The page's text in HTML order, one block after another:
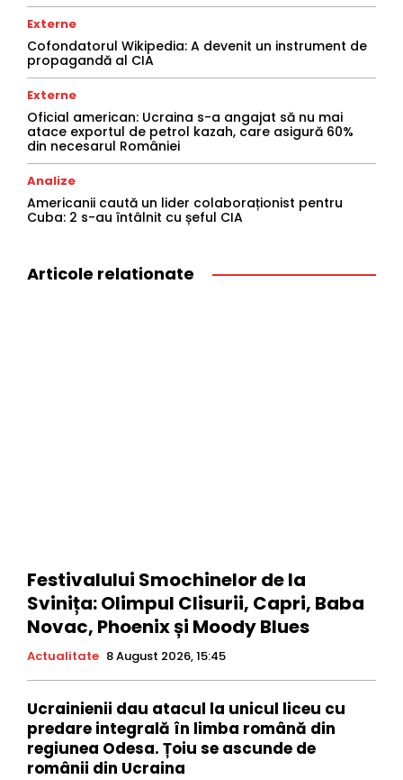
Externe
Cofondatorul Wikipedia: A devenit un instrument de
propagandă al CIA
Externe
Oficial american: Ucraina s-a angajat să nu mai
atace exportul de petrol kazah, care asigură 60%
din necesarul României
Analize
Americanii caută un lider colaboraționist pentru
Cuba: 2 s-au întâlnit cu șeful CIA
Articole relationate
Festivalului Smochinelor de la
Svinița: Olimpul Clisurii, Capri, Baba
Novac, Phoenix și Moody Blues
Actualitate 8 August 2026, 15:45
Ucrainienii dau atacul la unicul liceu cu
predare integrală în limba română din
regiunea Odesa. Țoiu se ascunde de
românii din Ucraina